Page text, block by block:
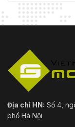
Địa chỉ HN: Số 4,
phố Hà Nội